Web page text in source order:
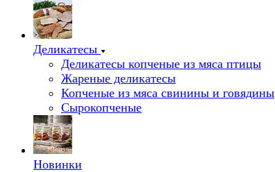
Деликатесы
Деликатесы копченые из мяса птицы
Жареные деликатесы
Копченые из мяса свинины и говядины
Сырокопченые
Новинки